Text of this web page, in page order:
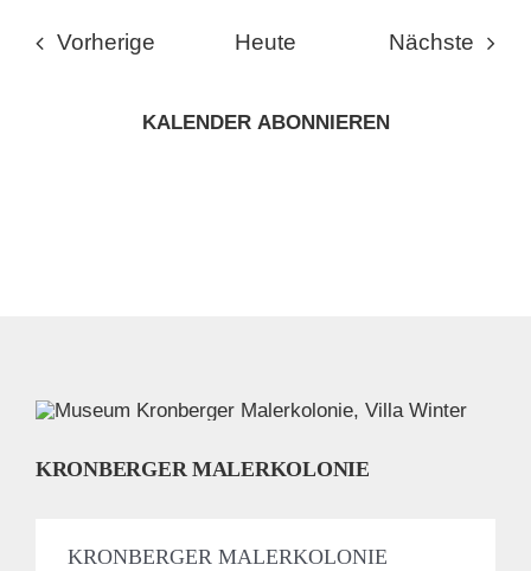
Vorherige Veranstaltungen
Heute Nächste
KALENDER ABONNIEREN
KRONBERGER MALERKOLONIE
KRONBERGER MALERKOLONIE